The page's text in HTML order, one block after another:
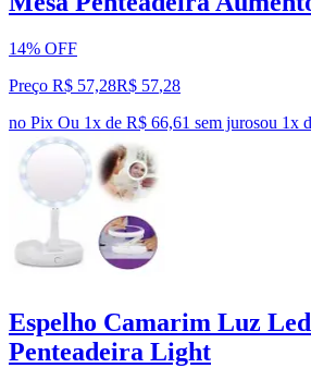
14% OFF
Preço R$ 57,28R$ 57,28
no Pix Ou 1x de R$ 66,61 sem jurosou 1x
Espelho Camarim Luz
Penteadeira Light